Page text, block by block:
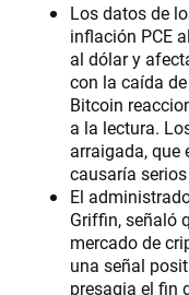
Los datos de
inflación PCE
al dólar y
con la caída
Bitcoin
a la lectura.
arraigada, que
causaría
El
Griffin, señaló
mercado de
una señal
presagia el fin